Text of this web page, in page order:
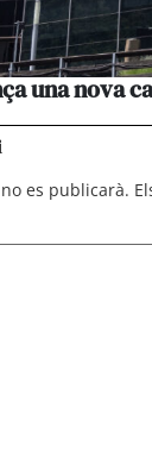
una nova
es publicarà.